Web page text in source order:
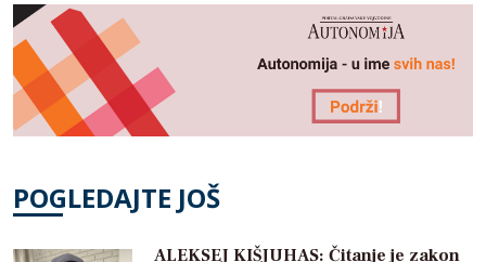
POGLEDAJTE JOŠ
ALEKSEJ KIŠJUHAS: Čitanje je zakon